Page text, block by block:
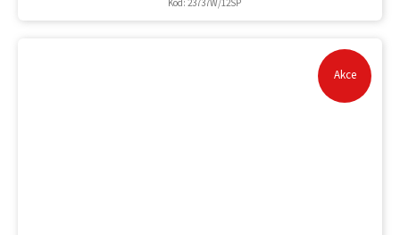
Kód: 23737W/12SP
Akce